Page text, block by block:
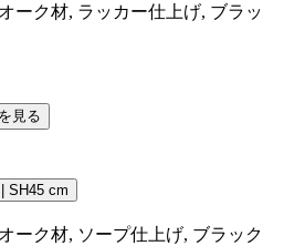
ーク材, ラッカー仕上げ, ブラッ
見る
SH45 cm
ーク材, ソープ仕上げ, ブラック